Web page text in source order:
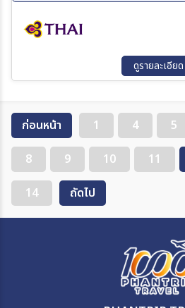
30 ต.ค. 69 - 06 พ.ย. 69
ดูรายละเอียด
ก่อนหน้า 1 4 5
8
9 10 11
14
ถัดไป